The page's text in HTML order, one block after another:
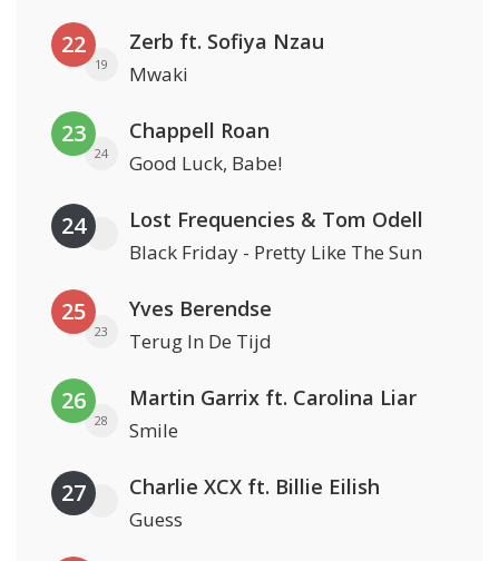
22
19
Zerb ft. Sofiya Nzau
Mwaki
23
24
Chappell Roan
Good Luck, Babe!
24 Lost Frequencies & Tom Odell
Black Friday - Pretty Like The Sun
25
23
Yves Berendse
Terug In De Tijd
26
28
Martin Garrix ft. Carolina Liar
Smile
27 Charlie XCX ft. Billie Eilish
Guess